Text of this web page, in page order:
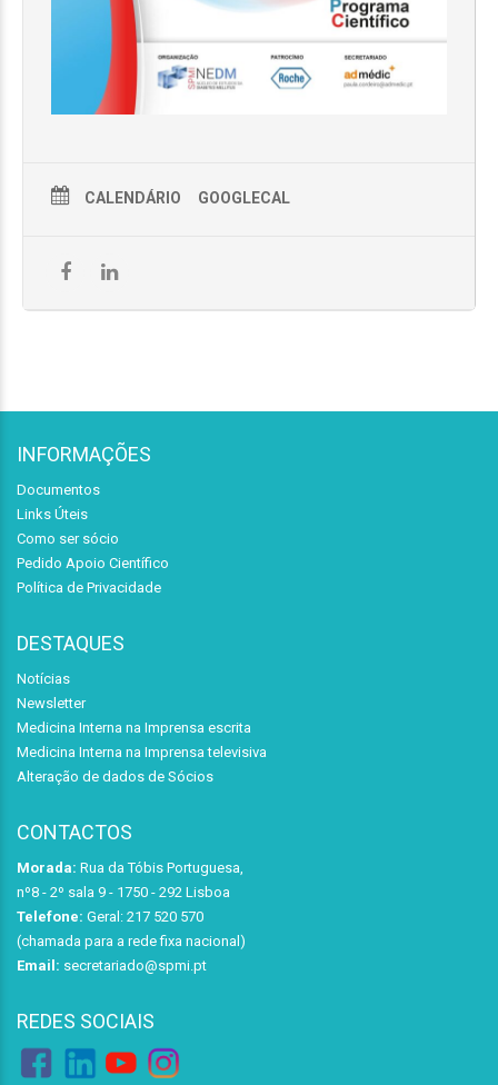
CALENDÁRIO GOOGLECAL
INFORMAÇÕES
Documentos
Links Úteis
Como ser sócio
Pedido Apoio Científico
Política de Privacidade
DESTAQUES
Notícias
Newsletter
Medicina Interna na Imprensa escrita
Medicina Interna na Imprensa televisiva
Alteração de dados de Sócios
CONTACTOS
Morada: Rua da Tóbis Portuguesa,
nº8 - 2º sala 9 - 1750 - 292 Lisboa
Telefone: Geral: 217 520 570
(chamada para a rede fixa nacional)
Email: secretariado@spmi.pt
REDES SOCIAIS